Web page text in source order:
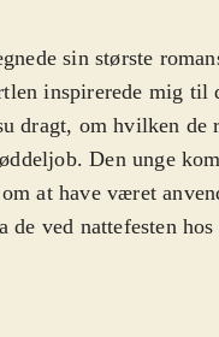
sin største
inspirerede mig til
dragt, om hvilken de
Den unge
at have været
ved nattefesten
galilæer, oghvori